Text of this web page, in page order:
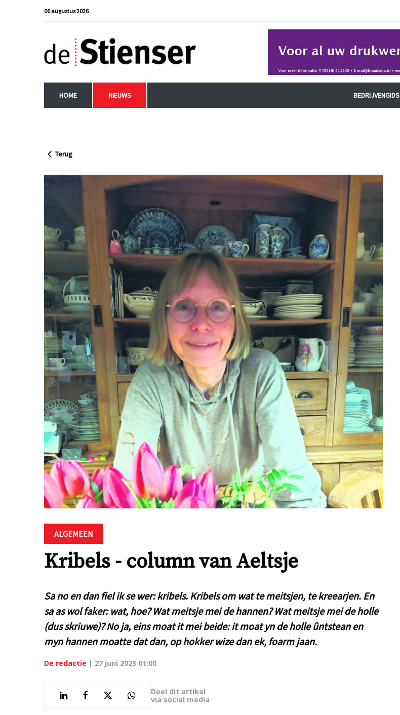
06 augustus 2026
HOME NIEUWS BEDRIJVENGIDS
Terug
ALGEMEEN
Kribels - column van Aeltsje
Sa no en dan fiel ik se wer: kribels. Kribels om wat te meitsjen, te kreearjen. En
sa as wol faker: wat, hoe? Wat meitsje mei de hannen? Wat meitsje mei de holle
(dus skriuwe)? No ja, eins moat it mei beide: it moat yn de holle ûntstean en
myn hannen moatte dat dan, op hokker wize dan ek, foarm jaan.
De redactie | 27 juni 2023 01:00
Deel dit artikel
via social media